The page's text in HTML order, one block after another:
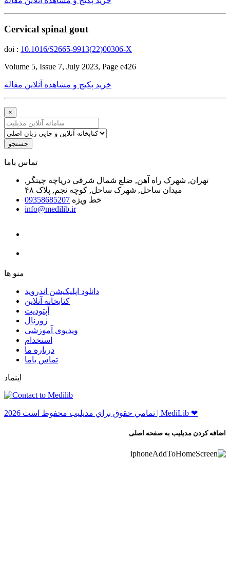
Cervical spinal gout
doi : 10.1016/S2665-9913(22)00306-X
Volume 5, Issue 7, July 2023, Page e426
خرید پکیج و مشاهده آنلاین مقاله
×
جستجو
ﺗﻤﺎﺱ ﺑﺎﻣﺎ
تهران, شهرک راه آهن, ضلع شمال شرقی دریاچه چیتگر,
میدان ساحل, شهرک ساحل, کوچه نجم, پلاک ۴۸
خط ویژه 09358685207
info@medilib.ir
ﻣﻨﻮ ﻫﺎ
دانلود اپلیکیشن اندروید
ﮐﺘﺎﺑﺨﺎﻧﻪ ﺁﻧﻼﯾﻦ
ﺁﭘﺘﻮﺩﯾﺖ
ﮊﻭﺭﻧﺎﻝ
ویدیوی آموزشی
استخدام
درباره ما
ﺗﻤﺎﺱ ﺑﺎﻣﺎ
اینماد
ﺗﻤﺎﻣﻲ ﺣﻘﻮﻕ ﺑﺮاﻱ ﻣﺪﻳﻠﻴﺐ ﻣﺤﻔﻮﻅ اﺳﺖ 2026 | MediLib ❤
اضافه کردن مدیلیب به صفحه اصلی